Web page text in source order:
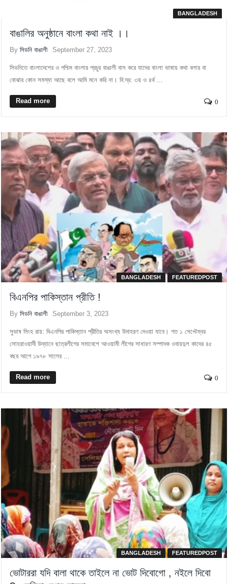
BANGLADESH
বাঙালির অনুষ্ঠানে বাংলা কথা নাই ।।
Byসিডনি বাঙালী September 27, 2023
সিডনিতে বাংলাদেশের ও পশ্চিম বাংলার প্রচুর বাঙালী বাস করে যাদের বাংলা ভাষায় কথা বলার বা
বোঝার কোন সমস্যা আছে বলে আমি মনে করি না। বি:দ্র: ৩য় ও ৪র্থ ...
Read more 0
BANGLADESH FEATUREDPOST
বিএনপির পাকিস্তান প্রীতি !
Byসিডনি বাঙালী September 3, 2023
সুভাষ সিংহ রায়: বিএনপির পাকিস্তান প্রীতির অসংখ্য উদাহরণ দেওয়া যাবে। গত ১ সেপ্টেম্বর
সোহরাওয়ার্দী উদ্যানে ছাত্রলীগের সমাবেশে আওয়ামী লীগের সাধারণ সম্পাদক ওবায়দুল কাদের ৪৫
বছর আগে ১৯৭৮ সালের ...
Read more 0
BANGLADESH FEATUREDPOST
ভোটাররা যদি বালা থাকে তাইলে না ভোট দিবোগো , নইলে দিবো